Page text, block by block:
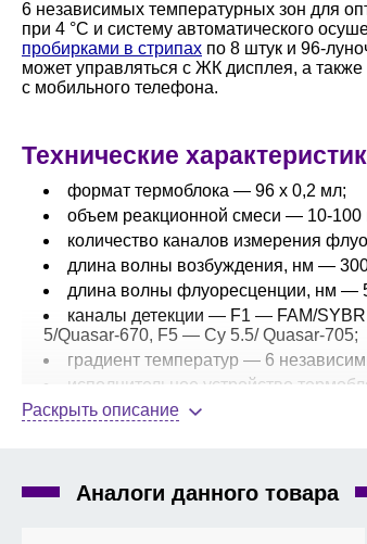
6 независимых температурных зон для
при 4 °C и систему автоматического
пробирками в стрипах по 8 штук и 96-
может управляться с ЖК дисплея, а
с мобильного телефона.
Технические
формат термоблока — 96 х 0,2 мл;
объем реакционной смеси — 10-100
количество каналов измерения
длина волны возбуждения, нм —
длина волны флуоресценции, нм —
каналы детекции — F1 — FAM/
5/Quasar-670, F5 — Cy 5.5/ Quasar-705;
градиент температур — 6
исполнительное устройство
гомогенность температур, °С — ±0,3;
чувствительность — детекция
одной реакции;
Раскрыть описание
Аналоги данного товара